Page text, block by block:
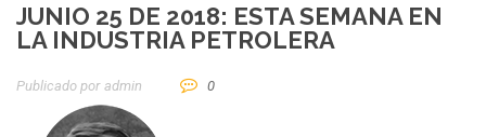
JUNIO 25 DE 2018: ESTA SEMANA EN
LA INDUSTRIA PETROLERA
Publicado por Admin 0